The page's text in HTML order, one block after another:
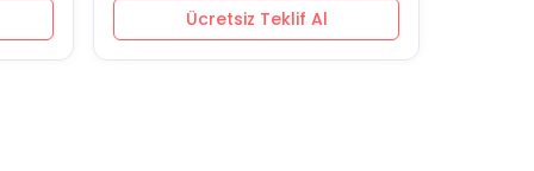
Ücretsiz Teklif Al